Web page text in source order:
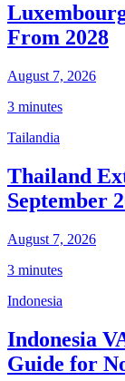
From 2028
August 7, 2026
3 minutes
Tailandia
Thailand
September
August 7, 2026
3 minutes
Indonesia
Indonesia
Guide for